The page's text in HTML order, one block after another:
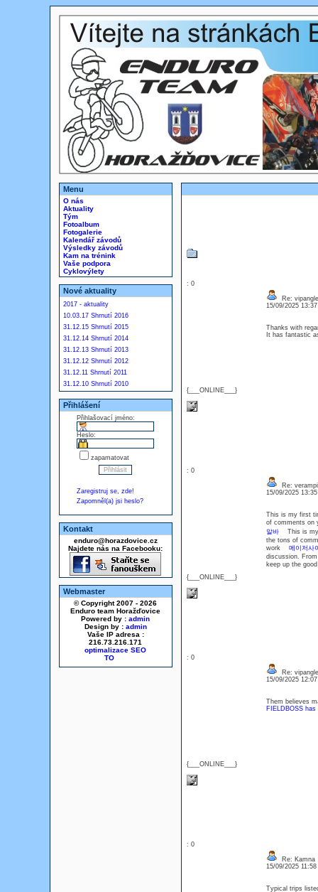
Menu
O nás
Aktuality
Tým
Fotoalbum
Fotogalerie
Kalendář závodů
Výsledky závodů
Kam na trénink
Vaše podpora
Cyklovýlety
Nové aktuality
2017 - aktuality
10.03.17 Shrnutí 2016
31.12.15 Shrnutí 2015
31.12.14 Shrnutí 2014
31.12.13 Shrnutí 2013
31.12.12 Shrnutí 2012
31.12.11 Shrnutí 2011
31.12.10 Shrnutí 2010
Přihlášení
Přihlašovací jméno:
Heslo:
zapamatovat
Zaregistruj se, zde!
Zapomněl(a) jsi heslo?
Kontakt
enduro@horazdovice.cz
Najdete nás na Facebooku:
Webmaster
© Copyright 2007 - 2026
Enduro team Horažďovice
Powered by : admin
Design by : admin
Vaše IP adresa :
216.73.216.171
optimalizace SEO
: 0
{___ONLINE___}
Re: vipangle
15/09/2025
Thanks with
It has fantastic
: 0
{___ONLINE___}
Re:
15/09/2025
This is my first
of comments on
알바This is my
the tons of
work 메이저사
discussion.
keep up the
: 0
{___ONLINE___}
Re: vipangle
15/09/2025
Them believes
FIELDBOSS
: 0
Re: Kamna
15/09/2025
Typical trips